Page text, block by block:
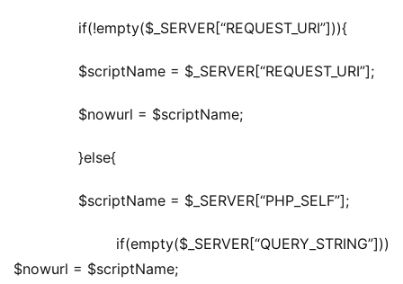
	  if(!empty($_SERVER[“REQUEST_URI”])){
	  $scriptName = $_SERVER[“REQUEST_URI”];
	  $nowurl = $scriptName;
	  }else{
	  $scriptName = $_SERVER[“PHP_SELF”];
$nowurl = $scriptName;